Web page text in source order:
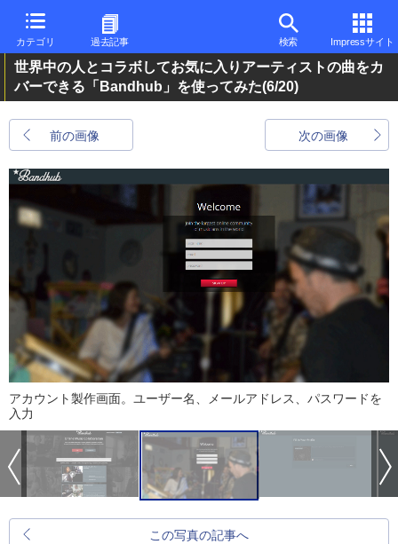
カテゴリ 過去記事 検索 Impressサイト
世界中の人とコラボしてお気に入りアーティストの曲をカ
バーできる「Bandhub」を使ってみた(6/20)
前の画像 次の画像
アカウント製作画面。ユーザー名、メールアドレス、パスワードを
入力
この写真の記事へ